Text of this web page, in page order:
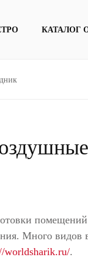
КАТАЛОГ
Много
worldsharik.ru/.